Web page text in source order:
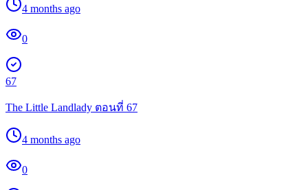
4 months ago
0
67
The Little Landlady ตอนที่ 67
4 months ago
0